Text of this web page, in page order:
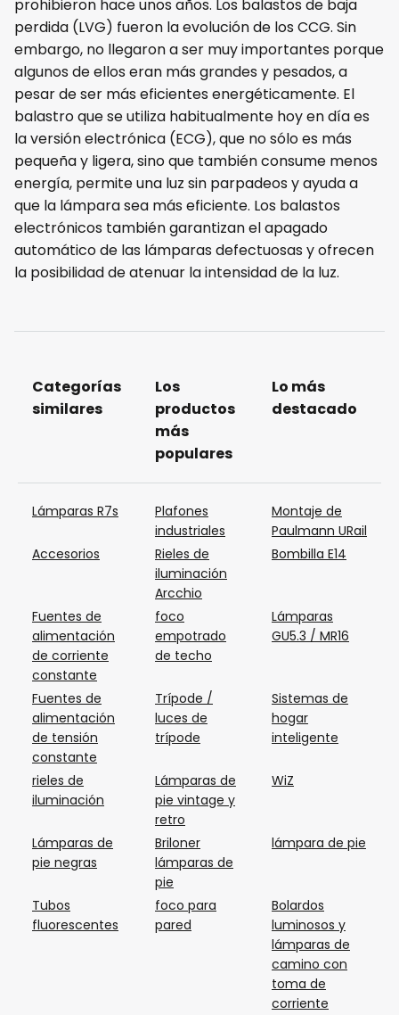
prohibieron hace unos años. Los balastos de baja
perdida (LVG) fueron la evolución de los CCG. Sin
embargo, no llegaron a ser muy importantes porque
algunos de ellos eran más grandes y pesados, a
pesar de ser más eficientes energéticamente. El
balastro que se utiliza habitualmente hoy en día es
la versión electrónica (ECG), que no sólo es más
pequeña y ligera, sino que también consume menos
energía, permite una luz sin parpadeos y ayuda a
que la lámpara sea más eficiente. Los balastos
electrónicos también garantizan el apagado
automático de las lámparas defectuosas y ofrecen
la posibilidad de atenuar la intensidad de la luz.
Categorías
similares
Los
productos
más
populares
Lo más
destacado
Lámparas R7s
Plafones
industriales
Montaje de
Paulmann URail
Accesorios
Rieles de
iluminación
Arcchio
Bombilla E14
Fuentes de
alimentación
de corriente
constante
foco
empotrado
de techo
Lámparas
GU5.3 / MR16
Fuentes de
alimentación
de tensión
constante
Trípode /
luces de
trípode
Sistemas de
hogar
inteligente
rieles de
iluminación
Lámparas de
pie vintage y
retro
WiZ
Lámparas de
pie negras
Briloner
lámparas de
pie
lámpara de pie
Tubos
fluorescentes
foco para
pared
Bolardos
luminosos y
lámparas de
camino con
toma de
corriente